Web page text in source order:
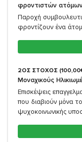
φροντιστών
Παροχή
φροντίζουν ένα
2ΟΣ ΣΤΟΧΟΣ
Μοναχικούς
Επισκέψεις
που διαβιούν μόνα
ψυχοκοινωνικής